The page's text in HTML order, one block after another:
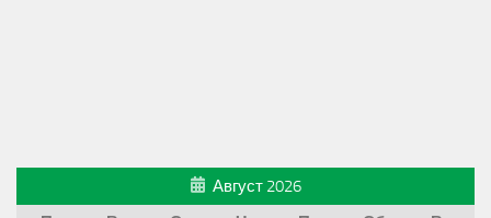
Август 2026